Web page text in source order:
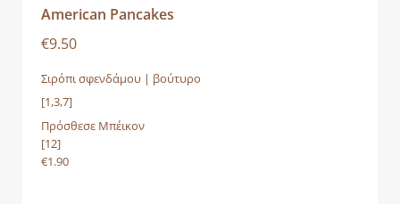
American Pancakes
€9.50
Σιρόπι σφενδάμου | βούτυρο
[1,3,7]
Πρόσθεσε Μπέικον
[12]
€1.90